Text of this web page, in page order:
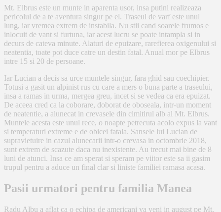
Mt. Elbrus este un munte in aparenta usor, insa putini realizeaza
pericolul de a te aventura singur pe el. Traseul de varf este unul
lung, iar vremea extrem de instabila. Nu stii cand soarele frumos e
inlocuit de vant si furtuna, iar acest lucru se poate intampla si in
decurs de cateva minute. Alaturi de epuizare, rarefierea oxigenului si
neatentia, toate pot duce catre un destin fatal. Anual mor pe Elbrus
intre 15 si 20 de persoane.
Iar Lucian a decis sa urce muntele singur, fara ghid sau coechipier.
Totusi a gasit un alpinist rus cu care a mers o buna parte a traseului,
insa a ramas in urma, mergea greu, incet si se vedea ca era epuizat.
De aceea cred ca la coborare, doborat de oboseala, intr-un moment
de neatentie, a alunecat in crevasele din cimitirul alb al Mt. Elbrus.
Muntele acesta este unul rece, o noapte petrecuta acolo expus la vant
si temperaturi extreme e de obicei fatala. Sansele lui Lucian de
supravietuire in cazul alunecarii intr-o crevasa in octombrie 2018,
sunt extrem de scazute daca nu inexistente. Au trecut mai bine de 8
luni de atunci. Insa ce am sperat si speram pe viitor este sa ii gasim
trupul pentru a aduce un final clar si liniste familiei ramasa acasa.
Pasii urmatori pentru familia Manea
Radu Albu a aflat ca o echipa de americani va veni in august pe Mt.